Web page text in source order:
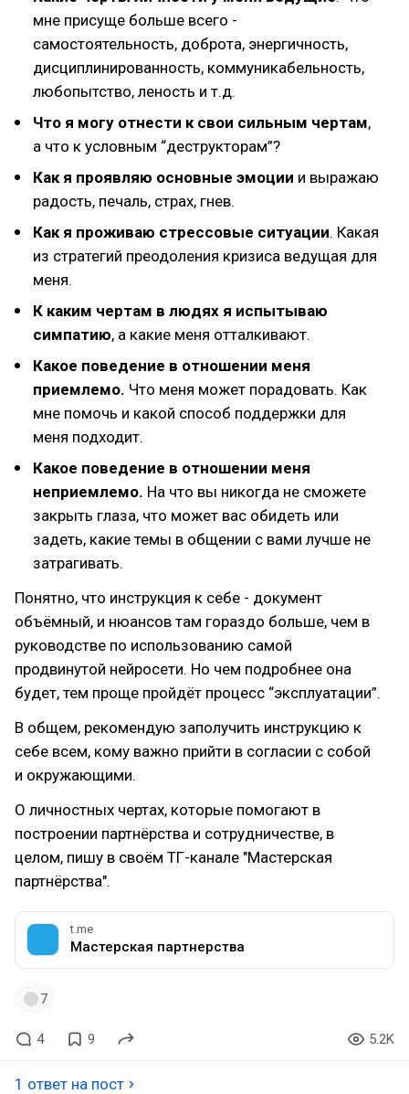
мне присуще больше всего -
самостоятельность, доброта, энергичность,
дисциплинированность, коммуникабельность,
любопытство, леность и т.д.
Что я могу отнести к свои сильным чертам,
а что к условным “деструкторам”?
Как я проявляю основные эмоции и выражаю
радость, печаль, страх, гнев.
Как я проживаю стрессовые ситуации. Какая
из стратегий преодоления кризиса ведущая для
меня.
К каким чертам в людях я испытываю
симпатию, а какие меня отталкивают.
Какое поведение в отношении меня
приемлемо. Что меня может порадовать. Как
мне помочь и какой способ поддержки для
меня подходит.
Какое поведение в отношении меня
неприемлемо. На что вы никогда не сможете
закрыть глаза, что может вас обидеть или
задеть, какие темы в общении с вами лучше не
затрагивать.
Понятно, что инструкция к себе - документ
объёмный, и нюансов там гораздо больше, чем в
руководстве по использованию самой
продвинутой нейросети. Но чем подробнее она
будет, тем проще пройдёт процесс “эксплуатации”.
В общем, рекомендую заполучить инструкцию к
себе всем, кому важно прийти в согласии с собой
и окружающими.
О личностных чертах, которые помогают в
построении партнёрства и сотрудничестве, в
целом, пишу в своём ТГ-канале "Мастерская
партнёрства".
t.me
Мастерская партнерства
7
4 9 5.2K
1 ответ на пост